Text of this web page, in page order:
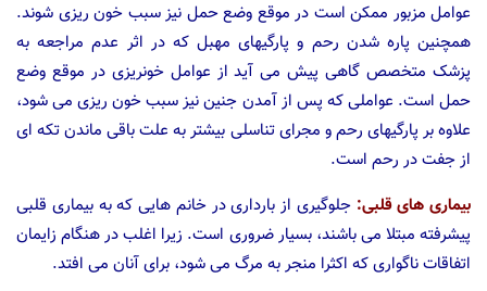
عوامل مزبور ممکن است در موقع وضع حمل نیز سبب خون ریزی شوند.
همچنین پاره شدن رحم و پارگیهای مهبل که در اثر عدم مراجعه به
پزشک متخصص گاهی پیش می آید از عوامل خونریزی در موقع وضع
حمل است. عواملی که پس از آمدن جنین نیز سبب خون ریزی می شود،
علاوه بر پارگیهای رحم و مجرای تناسلی بیشتر به علت باقی ماندن تکه ای
از جفت در رحم است.
بیماری های قلبی: جلوگیری از بارداری در خانم هایی که به بیماری قلبی
پیشرفته مبتلا می باشند، بسیار ضروری است. زیرا اغلب در هنگام زایمان
اتفاقات ناگواری که اکثرا منجر به مرگ می شود، برای آنان می افتد.